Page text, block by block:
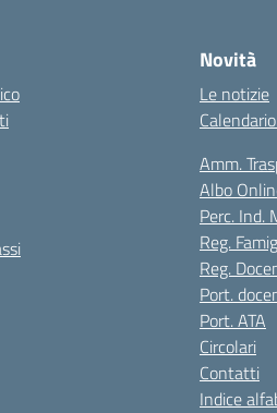
Novità
Le notizie
Amm.
Albo
Perc. Ind.
Reg.
Reg.
Port.
Port. ATA
Circolari
Contatti
Indice